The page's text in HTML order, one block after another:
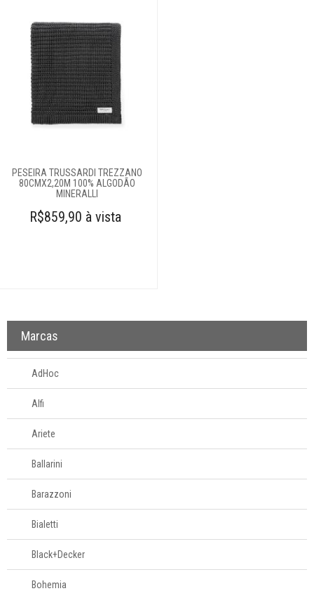
Toalhas
Travesseiros
Móveis
Criar conta
996581061
Televendas
61
996588122
PESEIRA TRUSSARDI TREZZANO
80CMX2,20M 100% ALGODÃO
MINERALLI
R$859,90 à vista
Marcas
AdHoc
Alfi
Ariete
Ballarini
Barazzoni
Bialetti
Black+Decker
Bohemia